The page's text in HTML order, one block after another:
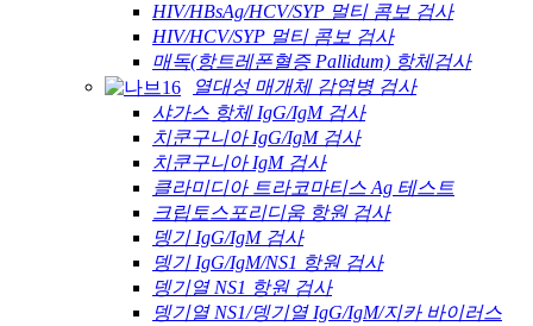
HIV/HBsAg/HCV/SYP 멀티 콤보 검사
HIV/HCV/SYP 멀티 콤보 검사
매독(항트레폰혈증 Pallidum) 항체검사
열대성 매개체 감염병 검사
샤가스 항체 IgG/IgM 검사
치쿤구니아 IgG/IgM 검사
치쿤구니아 IgM 검사
클라미디아 트라코마티스 Ag 테스트
크립토스포리디움 항원 검사
뎅기 IgG/IgM 검사
뎅기 IgG/IgM/NS1 항원 검사
뎅기열 NS1 항원 검사
뎅기열 NS1/뎅기열 IgG/IgM/지카 바이러스